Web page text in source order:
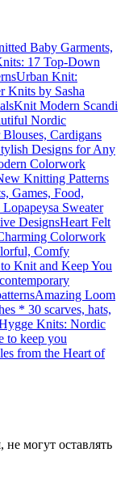
Baby Garments,
17 Top-Down
Urban Knit:
Knits by Sasha
Knit Modern Scandi
Nordic
Cardigans
Designs for Any
Colorwork
Knitting Patterns
Games, Food,
Sweater
DesignsHeart Felt
Colorwork
Comfy
Knit and Keep You
Amazing Loom
* 30 scarves, hats,
Knits: Nordic
to keep you
from the Heart of
, не могут оставлять